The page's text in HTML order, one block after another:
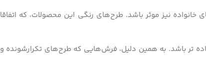
خانواده نیز موثر باشد. طرح‌های رنگی این محصولات، که اتفاقا
تر باشد. به همین دلیل، فرش‌هایی که طرح‌های تکرارشونده و